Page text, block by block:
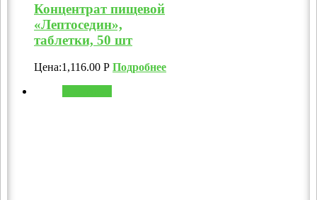
Концентрат пищевой
«Лептоседин»,
таблетки, 50 шт
Цена:1,116.00 Р Подробнее